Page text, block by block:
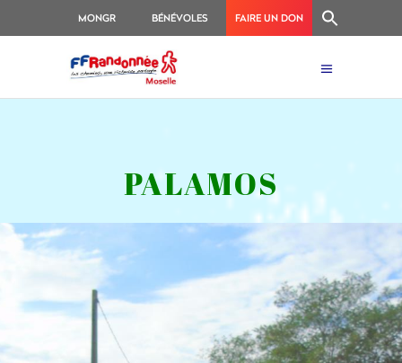
MONGR BÉNÉVOLES FAIRE UN DON
PALAMOS